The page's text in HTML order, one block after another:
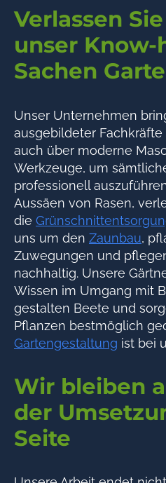
Verlassen
unser Know-
Sachen
Unser Unternehmen
ausgebildeter
auch über moderne
Werkzeuge, um
professionell
Aussäen von Rasen,
die
uns um den Zaunbau,
Zuwegungen und
nachhaltig. Unsere
Wissen im Umgang mit
gestalten Beete und
Pflanzen bestmöglich
Gartengestaltung ist bei
Wir bleiben
der
Seite